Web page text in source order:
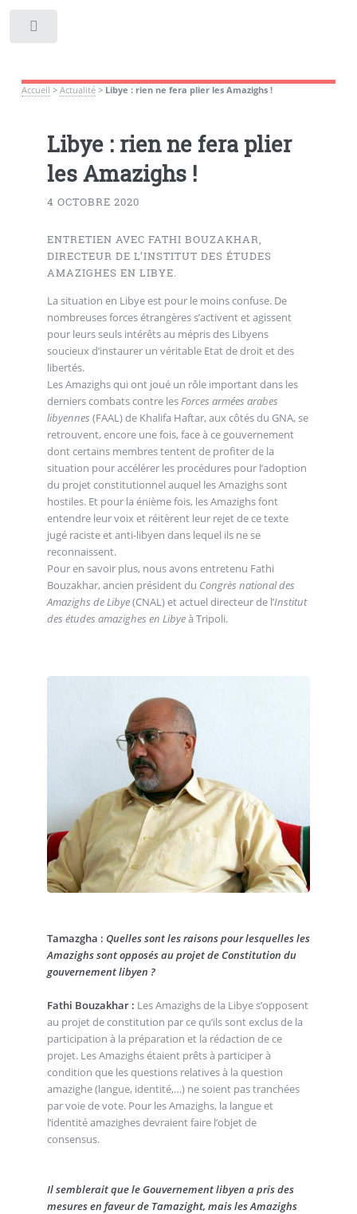
Accueil > Actualité> Libye : rien ne fera plier les Amazighs !
Libye : rien ne fera plier
les Amazighs !
4 OCTOBRE 2020
ENTRETIEN AVEC FATHI BOUZAKHAR,
DIRECTEUR DE L’INSTITUT DES ÉTUDES
AMAZIGHES EN LIBYE.
La situation en Libye est pour le moins confuse. De
nombreuses forces étrangères s’activent et agissent
pour leurs seuls intérêts au mépris des Libyens
soucieux d’instaurer un véritable Etat de droit et des
libertés.
Les Amazighs qui ont joué un rôle important dans les
derniers combats contre lesForces armées arabes
libyennes (FAAL) de Khalifa Haftar, aux côtés du GNA, se
retrouvent, encore une fois, face à ce gouvernement
dont certains membres tentent de profiter de la
situation pour accélérer les procédures pour l’adoption
du projet constitutionnel auquel les Amazighs sont
hostiles. Et pour la énième fois, les Amazighs font
entendre leur voix et réitèrent leur rejet de ce texte
jugé raciste et anti-libyen dans lequel ils ne se
reconnaissent.
Pour en savoir plus, nous avons entretenu Fathi
Bouzakhar, ancien président du Congrès national des
Amazighs de Libye(CNAL) et actuel directeur de l’Institut
des études amazighes en Libyeà Tripoli.
Tamazgha : Quelles sont les raisons pour lesquelles les
Amazighs sont opposés au projet de Constitution du
gouvernement libyen ?
Fathi Bouzakhar : Les Amazighs de la Libye s’opposent
au projet de constitution par ce qu’ils sont exclus de la
participation à la préparation et la rédaction de ce
projet. Les Amazighs étaient prêts à participer à
condition que les questions relatives à la question
amazighe (langue, identité,…) ne soient pas tranchées
par voie de vote. Pour les Amazighs, la langue et
l’identité amazighes devraient faire l’objet de
consensus.
Il semblerait que le Gouvernement libyen a pris des
mesures en faveur de Tamazight, mais les Amazighs